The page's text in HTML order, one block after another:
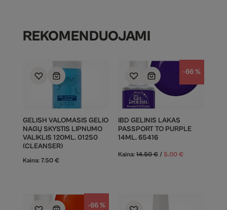
REKOMENDUOJAMI
GELISH VALOMASIS GELIO
NAGŲ SKYSTIS LIPNUMO
VALIKLIS 120ML. 01250
(CLEANSER)
Kaina: 7.50 €
-66 %
IBD GELINIS LAKAS
PASSPORT TO PURPLE
14ML. 65416
Kaina:14.50€ / 5.00 €
-66 %